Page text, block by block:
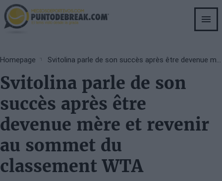
Skip
to
main
Breadcrumb
Homepage
Svitolina parle de son
succès après être
devenue mère et revenir
au sommet du
classement WTA